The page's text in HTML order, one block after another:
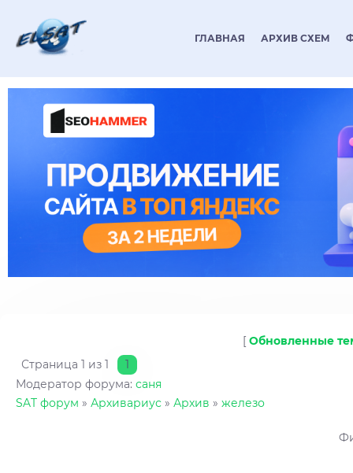
ГЛАВНАЯ АРХИВ СХЕМ
[ Обновленные
Страница 1 из 1
1
Модератор форума: саня
SAT форум » Архивариус » Архив » железо